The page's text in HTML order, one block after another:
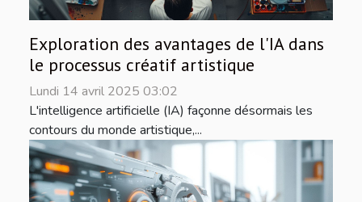
Exploration des avantages de l'IA dans
le processus créatif artistique
Lundi 14 avril 2025 03:02
L'intelligence artificielle (IA) façonne désormais les
contours du monde artistique,...